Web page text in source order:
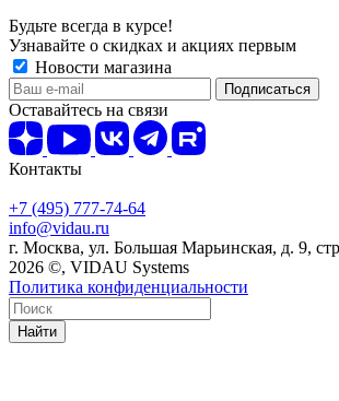
Будьте всегда в курсе!
Узнавайте о скидках и акциях первым
Новости магазина
Оставайтесь на связи
Контакты
+7 (495) 777-74-64
info@vidau.ru
г. Москва, ул. Большая Марьинская, д. 9,
2026 ©, VIDAU Systems
Политика конфиденциальности
Найти